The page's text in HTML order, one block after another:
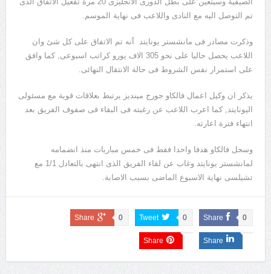
تم التوصل اليه مع النادى واللاعب فى نهاية الموسم.
وذكرت مصادر فى مانشستر يونايتد أنه تم الاتفاق على كل شئ وان
اللاعب يحصل حاليا على نحو 305 الاف يورو كراتب اسبوعى, كما وافق
على استمرار نفس الشروط فى حالة الانتقال النهائى.
يذكر ان وكيل اعمال فالكاو جورج مينديز يرتبط بعلاقات قوية مع مسئولى
اليونايتد, كما اعرب اللاعب عن رغبته فى البقاء فى صفوف الفريق بعد
انتهاء فترة اعارته.
وسجل فالكاو هدفا واحدا فقط فى خمس مباريات منذ انضمامه
لمانشستر يونايتد وغاب عن لقاء الفريق الذى انتهى بالتعادل 1/1 مع
تشيلسى نهاية الاسبوع الماضى بسبب الاصابة.
Share 0
Tweet 0
Share 0
Share
Share